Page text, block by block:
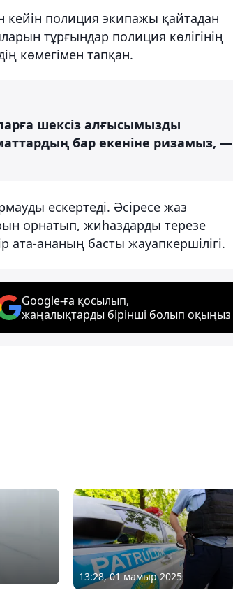
кейін полиция экипажы қайтадан
тұрғындар полиция көлігінің
көмегімен тапқан.
шексіз алғысымызды
бар екеніне ризамыз, —
ескертеді. Әсіресе жаз
орнатып, жиһаздарды терезе
ата-ананың басты жауапкершілігі.
Google-ға қосылып,
жаңалықтарды бірінші болып оқыңыз
13:28, 01 мамыр 2025